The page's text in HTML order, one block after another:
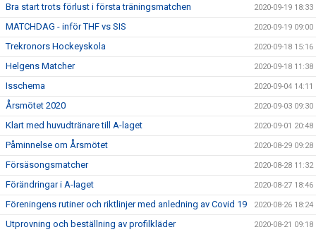
Bra start trots förlust i första träningsmatchen 2020-09-19 18:33
MATCHDAG - inför THF vs SIS 2020-09-19 09:00
Trekronors Hockeyskola 2020-09-18 15:16
Helgens Matcher 2020-09-18 11:38
Isschema 2020-09-04 14:11
Årsmötet 2020 2020-09-03 09:30
Klart med huvudtränare till A-laget 2020-09-01 20:48
Påminnelse om Årsmötet 2020-08-29 09:28
Försäsongsmatcher 2020-08-28 11:32
Förändringar i A-laget 2020-08-27 18:46
Föreningens rutiner och riktlinjer med anledning av Covid 19 2020-08-26 18:24
Utprovning och beställning av profilkläder 2020-08-21 09:18